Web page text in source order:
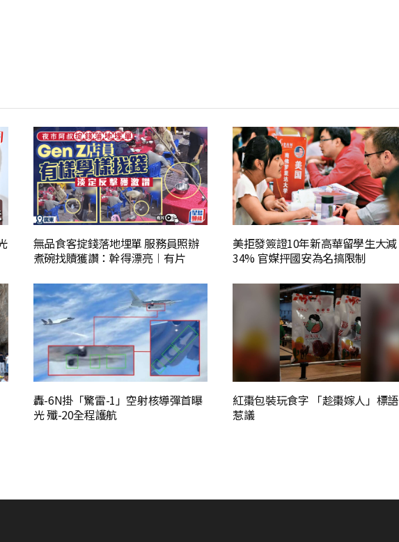
無品食客掟錢落地埋單 服務員照辦
煮碗找贖獲讚：幹得漂亮︱有片
美拒發簽證10年新高華留學生大減
34% 官媒抨國安為名搞限制
轟-6N掛「驚雷-1」空射核導彈首曝
光 殲-20全程護航
紅棗包裝玩食字 「趁棗嫁人」標語
惹議